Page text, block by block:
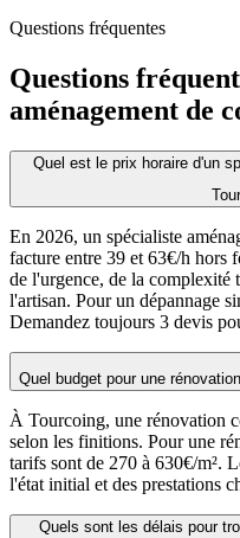
Questions fréquentes
Questions
aménagement de
Quel est le prix horaire d'un
En 2026, un spécialiste
facture entre 39 et 63€/h hors
de l'urgence, de la complexité
l'artisan. Pour un dépannage
Demandez toujours 3 devis
Quel budget pour une
À Tourcoing, une rénovation
selon les finitions. Pour une
tarifs sont de 270 à 630€/m².
l'état initial et des prestations
Quels sont les délais pour